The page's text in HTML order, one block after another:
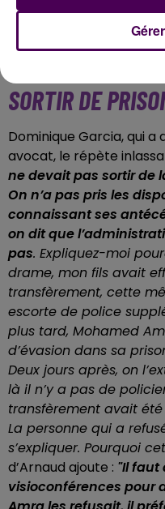
SORTIR DE
Dominique Garcia, qui
avocat, le répète
ne devait pas sortir de
On n’a pas pris les
connaissant ses
on dit que
pas. Expliquez-moi
drame, mon fils avait
transfèrement, cette
escorte de police
plus tard, Mohamed
d’évasion dans sa
Deux jours après, on
là il n’y a pas de
transfèrement avait
La personne qui a
s’expliquer. Pourquoi
d’Arnaud ajoute : "Il faut
visioconférences pour